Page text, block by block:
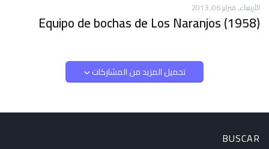
الأربعاء, فبراير 06, 2013
Equipo de bochas de Los Naranjos (1958)
تحميل المزيد من المشاركات
BUSCAR